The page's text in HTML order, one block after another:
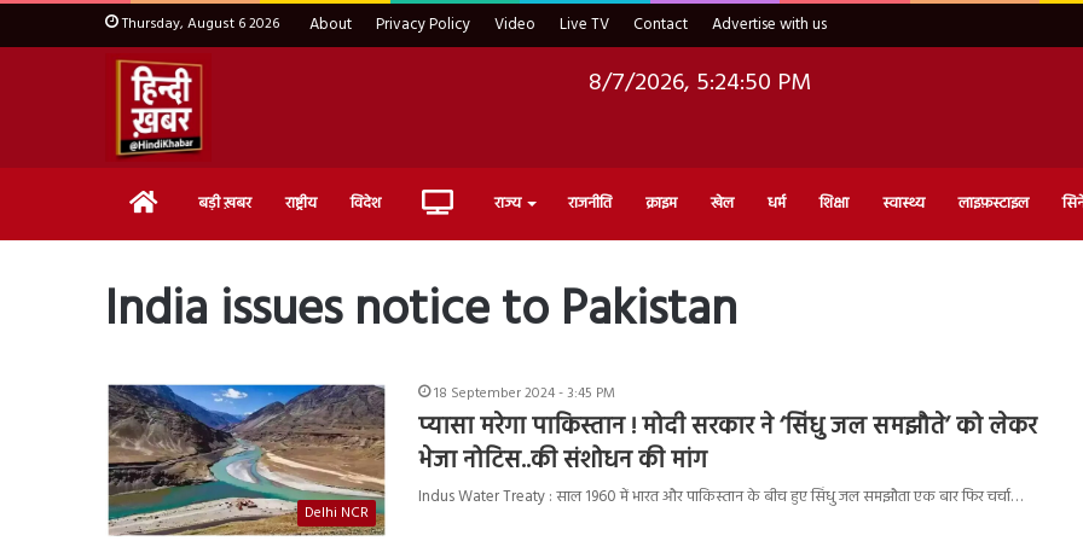
Thursday, August 6 2026 About Privacy Policy Video Live TV Contact Advertise with us
8/7/2026, 5:24:51 PM
Home बड़ी ख़बर राष्ट्रीय विदेश Live राज्य राजनीति क्राइम खेल धर्म शिक्षा स्वास्थ्य लाइफ़स्टाइल
India issues notice to Pakistan
Delhi NCR
18 September 2024 - 3:45 PM
प्यासा मरेगा पाकिस्तान ! मोदी सरकार ने ‘सिंधु जल समझौते’ को लेकर
भेजा नोटिस..की संशोधन की मांग
Indus Water Treaty : साल 1960 में भारत और पाकिस्तान के बीच हुए सिंधु जल समझौता एक बार फिर चर्चा…